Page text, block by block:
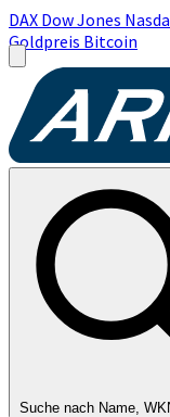
DAX Dow Jones
Goldpreis Bitcoin
Suche nach Name,